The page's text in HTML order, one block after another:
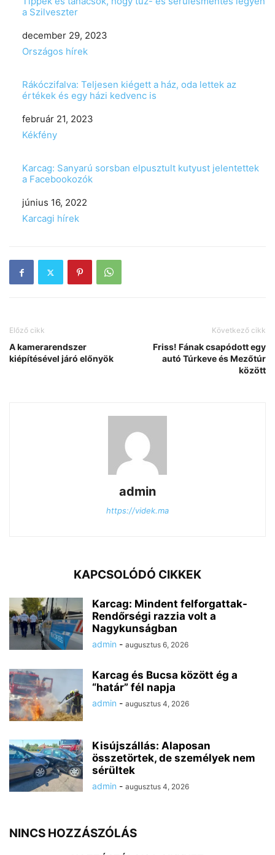
a Szilveszter
Date
december 29, 2023
In relation to
Országos hírek
Rákóczifalva: Teljesen kiégett a ház, oda lettek az
értékek és egy házi kedvenc is
Date
február 21, 2023
In relation to
Kékfény
Karcag: Sanyarú sorsban elpusztult kutyust jelentettek
a Facebookozók
Date
június 16, 2022
In relation to
Karcagi hírek
Előző cikk
A kamerarendszer
kiépítésével járó előnyök
Következő cikk
Friss! Fának csapódott egy
autó Túrkeve és Mezőtúr
között
admin
https://videk.ma
KAPCSOLÓDÓ CIKKEK
Karcag: Mindent felforgattak-
Rendőrségi razzia volt a
Nagykunságban
admin - augusztus 6, 2026
Karcag és Bucsa között ég a
“határ” fél napja
admin - augusztus 4, 2026
Kisújszállás: Alaposan
összetörtek, de személyek nem
sérültek
admin - augusztus 4, 2026
NINCS HOZZÁSZÓLÁS